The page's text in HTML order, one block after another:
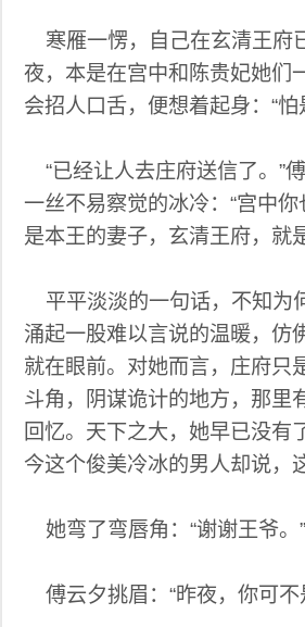
寒雁一愣，自己在玄清王府
夜，本是在宫中和陈贵妃她们
会招人口舌，便想着起身：“
“已经让人去庄府送信了。”
一丝不易察觉的冰冷：“宫中
是本王的妻子，玄清王府，就
平平淡淡的一句话，不知为
涌起一股难以言说的温暖，仿
就在眼前。对她而言，庄府只
斗角，阴谋诡计的地方，那里
回忆。天下之大，她早已没有
今这个俊美冷冰的男人却说，
她弯了弯唇角：“谢谢王爷。”
傅云夕挑眉：“昨夜，你可不